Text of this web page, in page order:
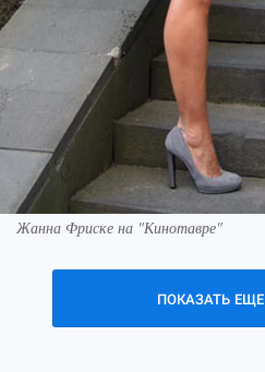
Жанна Фриске на "Кинотавре"
ПОКАЗАТЬ ЕЩЕ